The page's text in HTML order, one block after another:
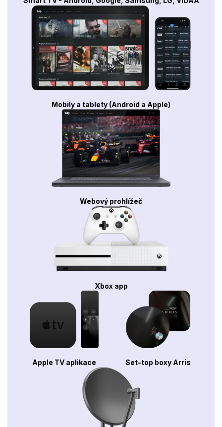
Mobily a tablety (Android a Apple)
Webový prohlížeč
Xbox app
Apple TV aplikace Set-top boxy Arris